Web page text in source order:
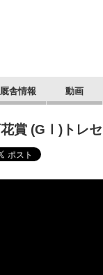
厩舎情報 動画
賞 (GⅠ)トレ